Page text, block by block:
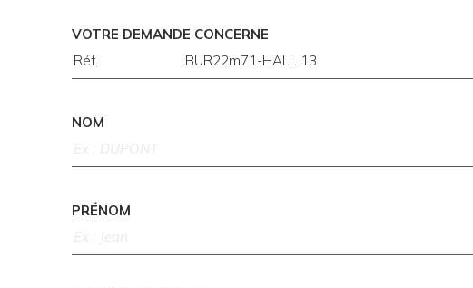
VOTRE DEMANDE CONCERNE
NOM
PRÉNOM